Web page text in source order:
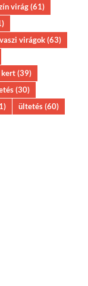
virág(61)
virágok(63)
kert(39)
(30)
ültetés(60)